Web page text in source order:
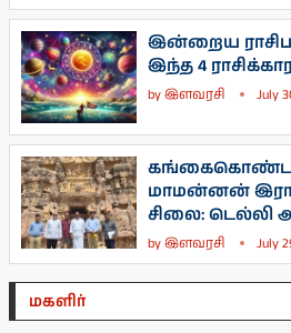
இன்றைய
இந்த 4
byஇளவரசி July
மாமன்னன்
சிலை: டெல்லி
byஇளவரசி July
மகளிர்